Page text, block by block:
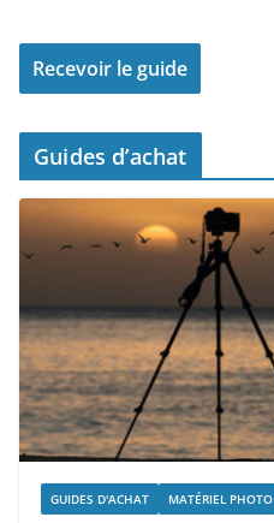
Guides d’achat
GUIDES D'ACHAT MATÉRIEL PHOTO